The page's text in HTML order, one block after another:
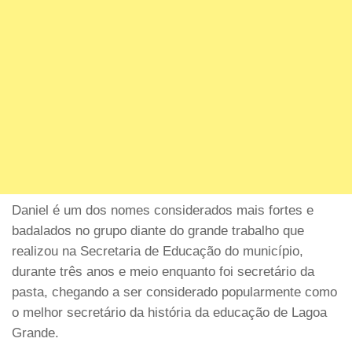
Daniel é um dos nomes considerados mais fortes e
badalados no grupo diante do grande trabalho que
realizou na Secretaria de Educação do município,
durante três anos e meio enquanto foi secretário da
pasta, chegando a ser considerado popularmente como
o melhor secretário da história da educação de Lagoa
Grande.